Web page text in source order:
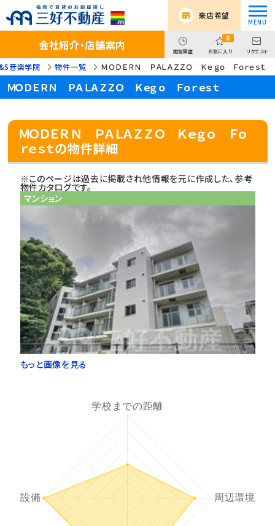
来店希望
会社紹介・店舗案内 閲覧履歴
0
お気に入り リクエスト
音楽学院 物件一覧 ＭＯＤＥＲＮ ＰＡＬＡＺＺＯ Ｋｅｇｏ Ｆｏｒｅｓｔ
ＭＯＤＥＲＮ ＰＡＬＡＺＺＯ Ｋｅｇｏ Ｆｏｒｅｓｔ
ＭＯＤＥＲＮ ＰＡＬＡＺＺＯ Ｋｅｇｏ Ｆｏ
ｒｅｓｔの物件詳細
※このページは過去に掲載され他情報を元に作成した、参考
物件カタログです。
マンション
もっと画像を見る